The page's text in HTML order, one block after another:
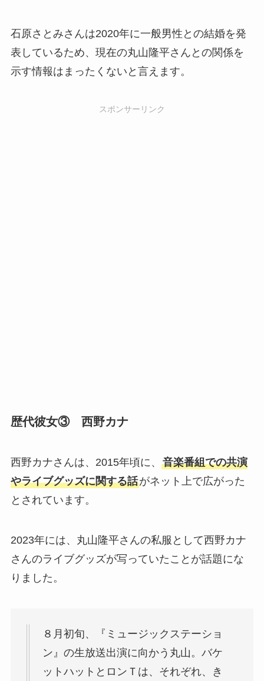
石原さとみさんは2020年に一般男性との結婚を発
表しているため、現在の丸山隆平さんとの関係を
示す情報はまったくないと言えます。
スポンサーリンク
歴代彼女③ 西野カナ
西野カナさんは、2015年頃に、 音楽番組での共演
やライブグッズに関する話がネット上で広がった
とされています。
2023年には、丸山隆平さんの私服として西野カナ
さんのライブグッズが写っていたことが話題にな
りました。
８月初旬、『ミュージックステーショ
ン』の生放送出演に向かう丸山。バケ
ットハットとロンＴは、それぞれ、き